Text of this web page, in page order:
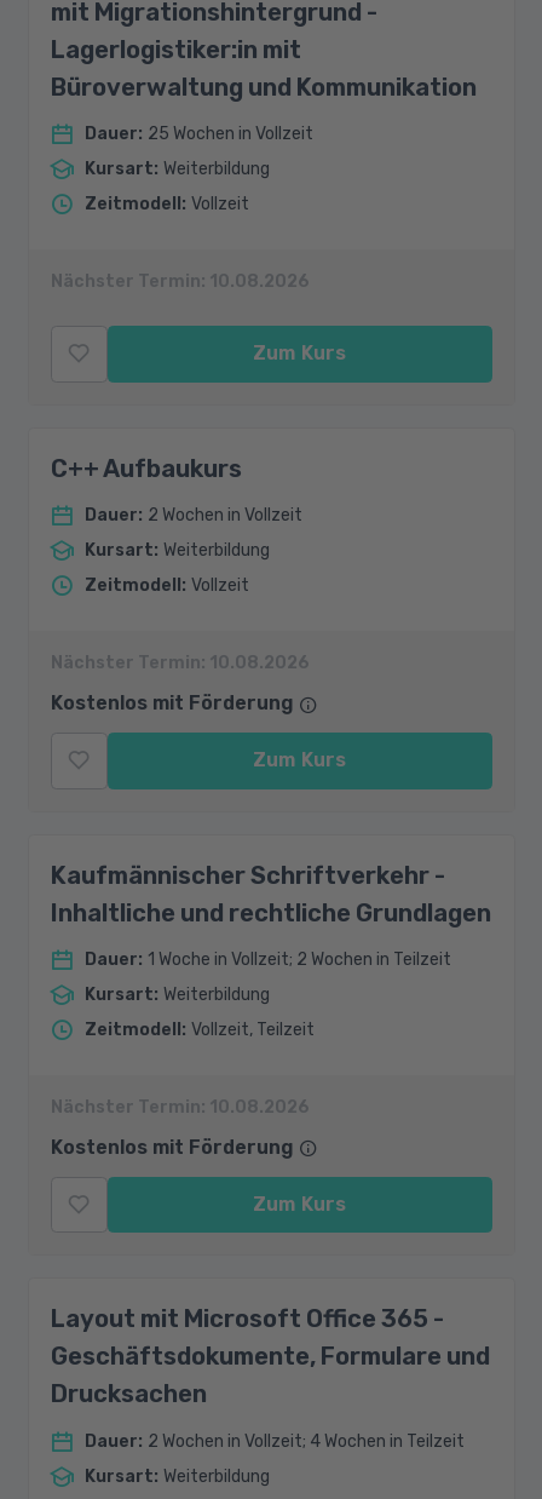
mit Migrationshintergrund -
Lagerlogistiker:in mit
Büroverwaltung und Kommunikation
Dauer: 25 Wochen in Vollzeit
Kursart: Weiterbildung
Zeitmodell : Vollzeit
Nächster Termin: 10.08.2026
Zum Kurs
C++ Aufbaukurs
Dauer: 2 Wochen in Vollzeit
Kursart: Weiterbildung
Zeitmodell : Vollzeit
Nächster Termin: 10.08.2026
Kostenlos mit Förderung
Zum Kurs
Kaufmännischer Schriftverkehr -
Inhaltliche und rechtliche Grundlagen
Dauer: 1 Woche in Vollzeit; 2 Wochen in Teilzeit
Kursart: Weiterbildung
Zeitmodell : Vollzeit, Teilzeit
Nächster Termin: 10.08.2026
Kostenlos mit Förderung
Zum Kurs
Layout mit Microsoft Office 365 -
Geschäftsdokumente, Formulare und
Drucksachen
Dauer: 2 Wochen in Vollzeit; 4 Wochen in Teilzeit
Kursart: Weiterbildung